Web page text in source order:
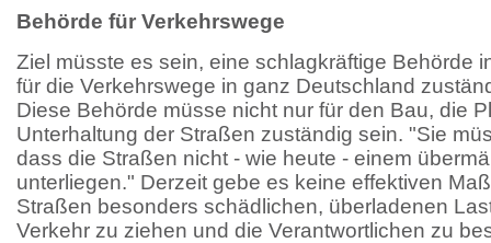
Behörde für Verkehrswege
Ziel müsste es sein, eine schlagkräftige Behörde
für die Verkehrswege in ganz Deutschland
Diese Behörde müsse nicht nur für den Bau, die
Unterhaltung der Straßen zuständig sein. "Sie
dass die Straßen nicht - wie heute - einem
unterliegen." Derzeit gebe es keine effektiven
Straßen besonders schädlichen, überladenen
Verkehr zu ziehen und die Verantwortlichen zu